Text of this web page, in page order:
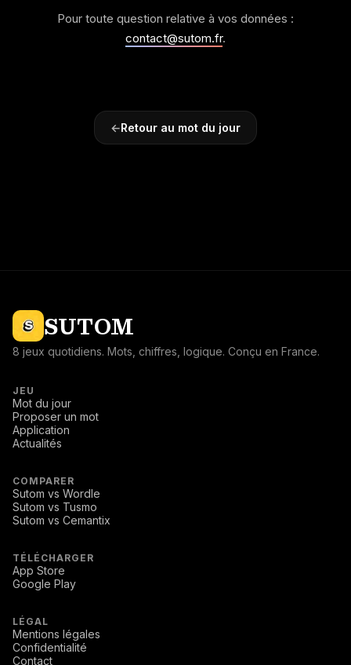
Pour toute question relative à vos données :
contact@sutom.fr.
Retour au mot du jour
SUTOM
8 jeux quotidiens. Mots, chiffres, logique. Conçu en France.
JEU
Mot du jour
Proposer un mot
Application
Actualités
COMPARER
Sutom vs Wordle
Sutom vs Tusmo
Sutom vs Cemantix
TÉLÉCHARGER
App Store
Google Play
LÉGAL
Mentions légales
Confidentialité
Contact